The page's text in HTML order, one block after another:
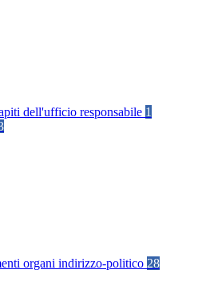
dell'ufficio responsabile 1
organi indirizzo-politico 28